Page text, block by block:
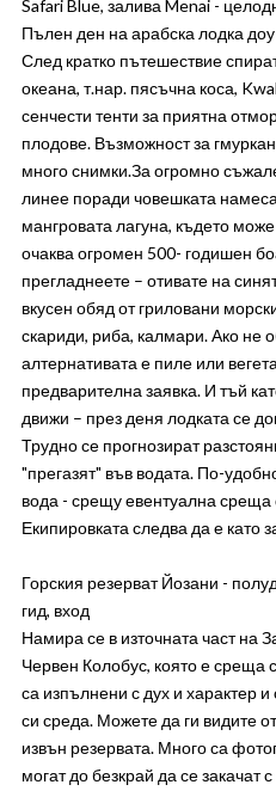
Safari Blue, залива Menai -
Пълен ден на арабска лодка
След кратко пътешествие
океана, т.нар. пясъчна коса,
сенчести тенти за приятна
плодове. Възможност за
много снимки.За огромно
линее поради човешката
мангровата лагуна, където
очаква огромен 500- годишен
прегладнеете – отивате на
вкусен обяд от гриловани
скариди, риба, калмари. Ако не
алтернативата е пиле или
предварителна заявка. И тъй
движи – през деня лодката се
Трудно се прогнозират
"прегазят" във водата. По-
вода - срещу евентуална среща
Екипировката следва да е като
Горския резерват Йозани -
гид, вход
Намира се в източната част на
Червен Колобус, която е
са изпълнени с дух и характер
си среда. Можете да ги видите
извън резервата. Много са
могат до безкрай да се закачат